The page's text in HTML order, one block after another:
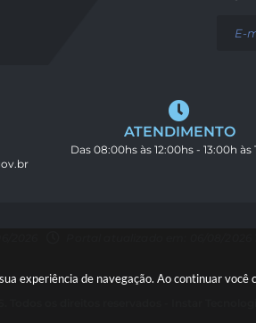
experiência de navegação. Ao continuar você
ATENDIMENTO
Das 08:00hs às 12:00hs - 13:00h às